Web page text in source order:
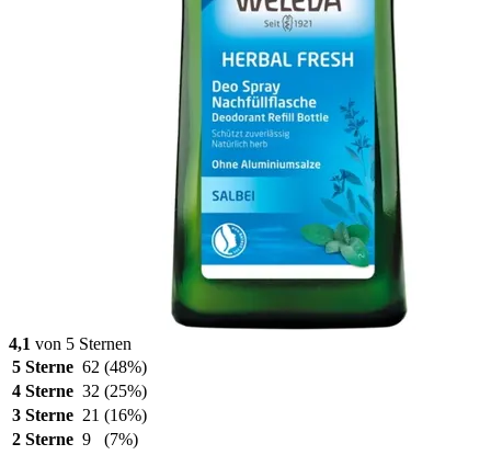
4,1 von 5 Sternen
5 Sterne 62 (48%)
4 Sterne 32 (25%)
3 Sterne 21 (16%)
2 Sterne 9
(7%)